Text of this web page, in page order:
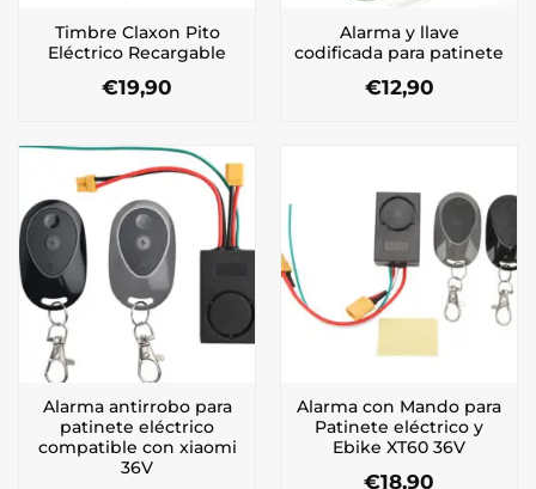
Timbre Claxon Pito
Eléctrico Recargable
€19,90
Alarma y llave
codificada para patinete
€12,90
Alarma antirrobo para
patinete eléctrico
compatible con xiaomi
36V
Alarma con Mando para
Patinete eléctrico y
Ebike XT60 36V
€18,90